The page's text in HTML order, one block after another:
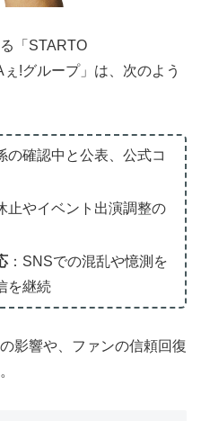
「STARTO
!グループ」は、次のよう
の確認中と公表、公式コ
止やイベント出演調整の
：SNSでの混乱や憶測を
を継続
影響や、ファンの信頼回復